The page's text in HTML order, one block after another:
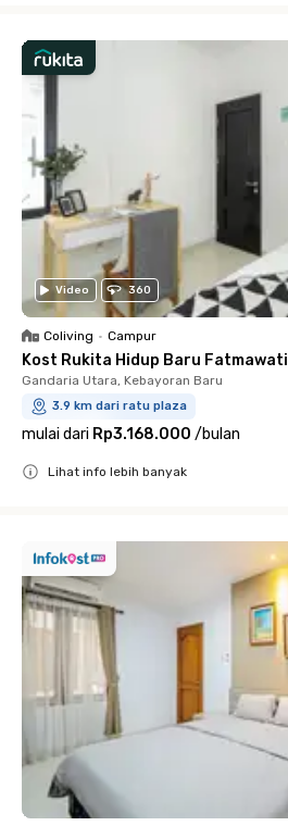
Video 360
Coliving • Campur
Kost Rukita Hidup Baru Fatmawati
Gandaria Utara, Kebayoran Baru
3.9 km dari ratu plaza
mulai dari Rp3.168.000 /bulan
Lihat info lebih banyak